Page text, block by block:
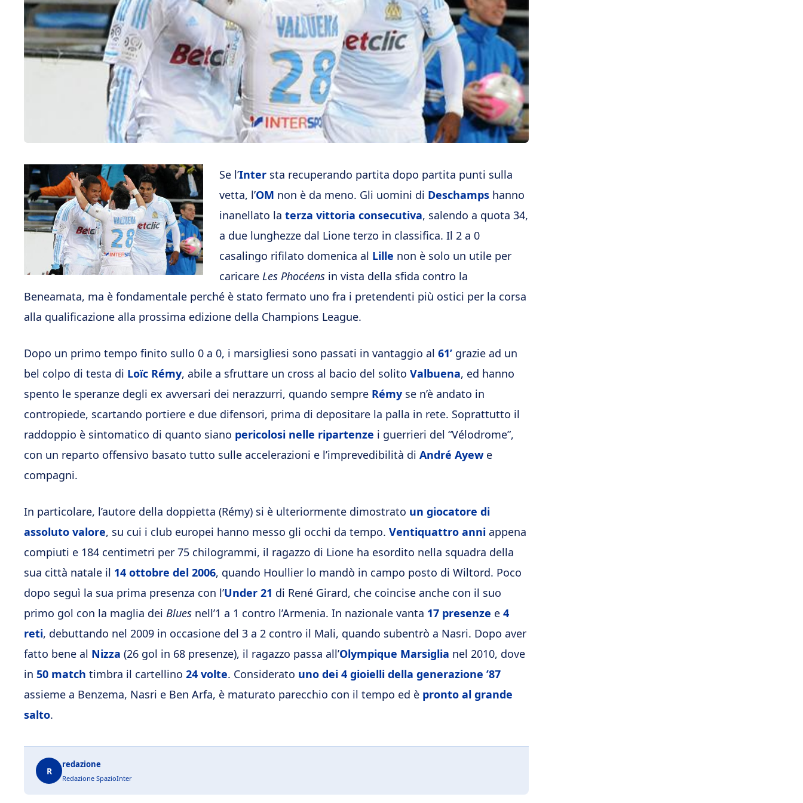
Se l’Inter sta recuperando partita dopo partita punti sulla
vetta, l’OM non è da meno. Gli uomini di Deschamps hanno
inanellato la terza vittoria consecutiva, salendo a quota 34,
a due lunghezze dal Lione terzo in classifica. Il 2 a 0
casalingo rifilato domenica al Lille non è solo un utile per
caricare Les Phocéens in vista della sfida contro la
Beneamata, ma è fondamentale perché è stato fermato uno fra i pretendenti più ostici per la corsa
alla qualificazione alla prossima edizione della Champions League.
Dopo un primo tempo finito sullo 0 a 0, i marsigliesi sono passati in vantaggio al 61’ grazie ad un
bel colpo di testa di Loïc Rémy, abile a sfruttare un cross al bacio del solito Valbuena, ed hanno
spento le speranze degli ex avversari dei nerazzurri, quando sempre Rémy se n’è andato in
contropiede, scartando portiere e due difensori, prima di depositare la palla in rete. Soprattutto il
raddoppio è sintomatico di quanto siano pericolosi nelle ripartenze i guerrieri del “Vélodrome”,
con un reparto offensivo basato tutto sulle accelerazioni e l’imprevedibilità di André Ayewe
compagni.
In particolare, l’autore della doppietta (Rémy) si è ulteriormente dimostrato un giocatore di
assoluto valore, su cui i club europei hanno messo gli occhi da tempo. Ventiquattro anni appena
compiuti e 184 centimetri per 75 chilogrammi, il ragazzo di Lione ha esordito nella squadra della
sua città natale il 14 ottobre del 2006, quando Houllier lo mandò in campo posto di Wiltord. Poco
dopo seguì la sua prima presenza con l’Under 21 di René Girard, che coincise anche con il suo
primo gol con la maglia dei Blues nell’1 a 1 contro l’Armenia. In nazionale vanta 17 presenze e 4
reti, debuttando nel 2009 in occasione del 3 a 2 contro il Mali, quando subentrò a Nasri. Dopo aver
fatto bene al Nizza (26 gol in 68 presenze), il ragazzo passa all’Olympique Marsiglia nel 2010, dove
in 50 match timbra il cartellino 24 volte. Considerato uno dei 4 gioielli della generazione ’87
assieme a Benzema, Nasri e Ben Arfa, è maturato parecchio con il tempo ed è pronto al grande
salto.
R
redazione
Redazione SpazioInter